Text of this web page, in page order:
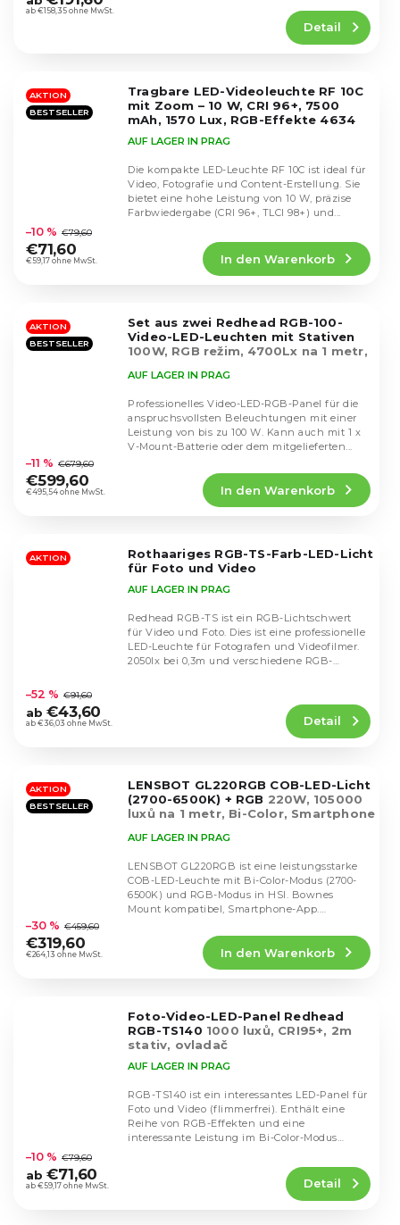
Produktbewertung
Sternen.
ab €158,35 ohne MwSt.
Detail
AKTION
BESTSELLER
Tragbare LED-Videoleuchte RF 10C
mit Zoom – 10 W, CRI 96+, 7500
mAh, 1570 Lux, RGB-Effekte 4634
durchschnittliche
Produktbewertung
ist
Sternen.
AUF LAGER IN PRAG
€59,17 ohne MwSt.
–10 % €79,60
€71,60
In den Warenkorb
Die kompakte LED-Leuchte RF 10C ist ideal für
Video, Fotografie und Content-Erstellung. Sie
bietet eine hohe Leistung von 10 W, präzise
Farbwiedergabe (CRI 96+, TLCI 98+) und...
AKTION
BESTSELLER
Set aus zwei Redhead RGB-100-
Video-LED-Leuchten mit Stativen
100W, RGB režim, 4700Lx na 1 metr,
durchschnittliche
Produktbewertung
ist
Sternen.
AUF LAGER IN PRAG
€495,54 ohne MwSt.
–11 % €679,60
€599,60
In den Warenkorb
Professionelles Video-LED-RGB-Panel für die
anspruchsvollsten Beleuchtungen mit einer
Leistung von bis zu 100 W. Kann auch mit 1 x
V-Mount-Batterie oder dem mitgelieferten...
AKTION
Rothaariges RGB-TS-Farb-LED-Licht
für Foto und Video
durchschnittliche
Produktbewertung
ist
Sternen.
AUF LAGER IN PRAG
ab €36,03 ohne MwSt.
–52 % €91,60
ab €43,60 Detail
Redhead RGB-TS ist ein RGB-Lichtschwert
für Video und Foto. Dies ist eine professionelle
LED-Leuchte für Fotografen und Videofilmer.
2050lx bei 0,3m und verschiedene RGB-
AKTION
BESTSELLER
LENSBOT GL220RGB COB-LED-Licht
(2700-6500K) + RGB 220W, 105000
luxů na 1 metr, Bi-Color, Smartphone
durchschnittliche
Produktbewertung
ist
AUF LAGER IN PRAG
€264,13 ohne MwSt.
–30 % €459,60
€319,60
In den Warenkorb
LENSBOT GL220RGB ist eine leistungsstarke
COB-LED-Leuchte mit Bi-Color-Modus (2700-
6500K) und RGB-Modus in HSI. Bownes
Mount kompatibel, Smartphone-App.
Foto-Video-LED-Panel Redhead
RGB-TS140 1000 luxů, CRI95+, 2m
stativ, ovladač
durchschnittliche
Produktbewertung
ist
AUF LAGER IN PRAG
ab €59,17 ohne MwSt.
–10 % €79,60
ab €71,60 Detail
RGB-TS140 ist ein interessantes LED-Panel für
Foto und Video (flimmerfrei). Enthält eine
Reihe von RGB-Effekten und eine
interessante Leistung im Bi-Color-Modus